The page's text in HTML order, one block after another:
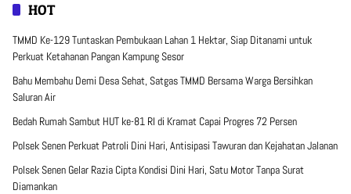
HOT
TMMD Ke-129 Tuntaskan Pembukaan Lahan 1 Hektar, Siap Ditanami untuk
Perkuat Ketahanan Pangan Kampung Sesor
Bahu Membahu Demi Desa Sehat, Satgas TMMD Bersama Warga Bersihkan
Saluran Air
Bedah Rumah Sambut HUT ke-81 RI di Kramat Capai Progres 72 Persen
Polsek Senen Perkuat Patroli Dini Hari, Antisipasi Tawuran dan Kejahatan Jalanan
Polsek Senen Gelar Razia Cipta Kondisi Dini Hari, Satu Motor Tanpa Surat
Diamankan